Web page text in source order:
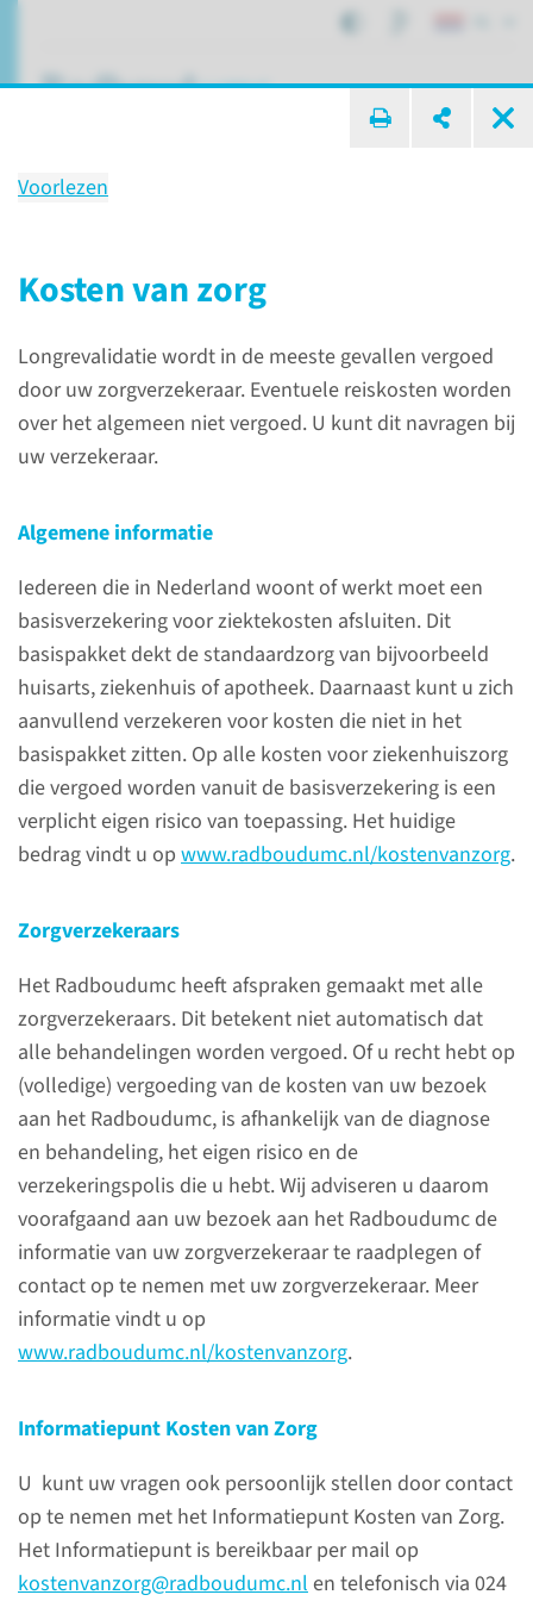
Voorlezen
Kosten van zorg
Longrevalidatie wordt in de meeste gevallen vergoed
door uw zorgverzekeraar. Eventuele reiskosten worden
over het algemeen niet vergoed. U kunt dit navragen bij
uw verzekeraar.
Algemene informatie
Iedereen die in Nederland woont of werkt moet een
basisverzekering voor ziektekosten afsluiten. Dit
basispakket dekt de standaardzorg van bijvoorbeeld
huisarts, ziekenhuis of apotheek. Daarnaast kunt u zich
aanvullend verzekeren voor kosten die niet in het
basispakket zitten. Op alle kosten voor ziekenhuiszorg
die vergoed worden vanuit de basisverzekering is een
verplicht eigen risico van toepassing. Het huidige
bedrag vindt u op www.radboudumc.nl/kostenvanzorg.
Zorgverzekeraars
Het Radboudumc heeft afspraken gemaakt met alle
zorgverzekeraars. Dit betekent niet automatisch dat
alle behandelingen worden vergoed. Of u recht hebt op
(volledige) vergoeding van de kosten van uw bezoek
aan het Radboudumc, is afhankelijk van de diagnose
en behandeling, het eigen risico en de
verzekeringspolis die u hebt. Wij adviseren u daarom
voorafgaand aan uw bezoek aan het Radboudumc de
informatie van uw zorgverzekeraar te raadplegen of
contact op te nemen met uw zorgverzekeraar. Meer
informatie vindt u op
www.radboudumc.nl/kostenvanzorg.
Informatiepunt Kosten van Zorg
U kunt uw vragen ook persoonlijk stellen door contact
op te nemen met het Informatiepunt Kosten van Zorg.
Het Informatiepunt is bereikbaar per mail op
kostenvanzorg@radboudumc.nlen telefonisch via 024
Patiëntenzorg Behandelingen Longrevalidatie
Over longrevalidatie
Longrevalidatie richt zich op
het verbeteren van het
lichamelijk functioneren, het
verminderen van klachten en
beperkingen en het verbeteren
mensen met een chronische
longziekte of mensen die een
operatie hebben ondergaan
vanwege longkanker.
lees meer
Contact
Longrevalidatie
(024) 685 95 30
contactformulier
Maak een afspraak met